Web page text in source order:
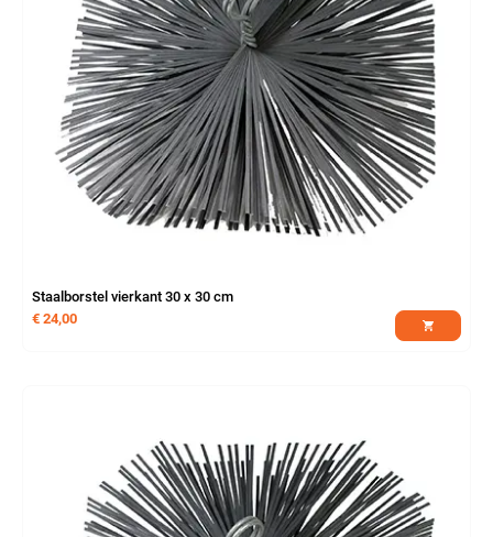
Staalborstel vierkant 30 x 30 cm
€ 24,00